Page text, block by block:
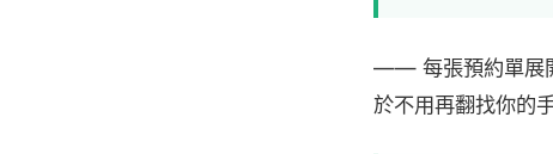
—— 每張預約單展
於不用再翻找你的